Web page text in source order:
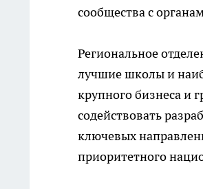
сообщества с
Региональное
лучшие школы и
крупного бизнеса и
содействовать
ключевых
приоритетного